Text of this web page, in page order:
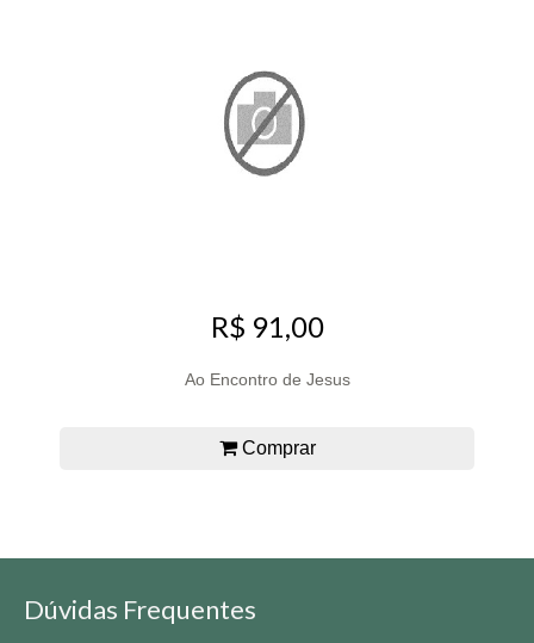
R$ 91,00
Ao Encontro de Jesus
Comprar
Dúvidas Frequentes